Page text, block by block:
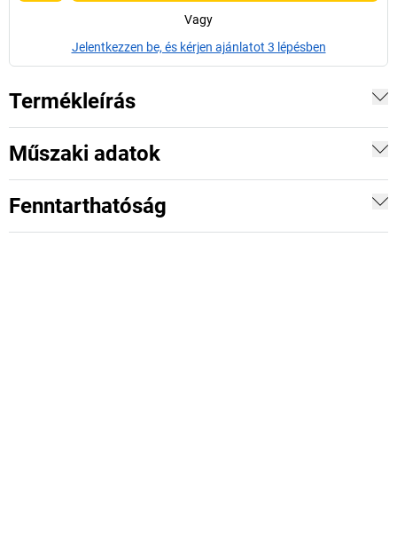
Vagy
Jelentkezzen be, és kérjen ajánlatot 3 lépésben
Termékleírás
Műszaki adatok
Fenntarthatóság